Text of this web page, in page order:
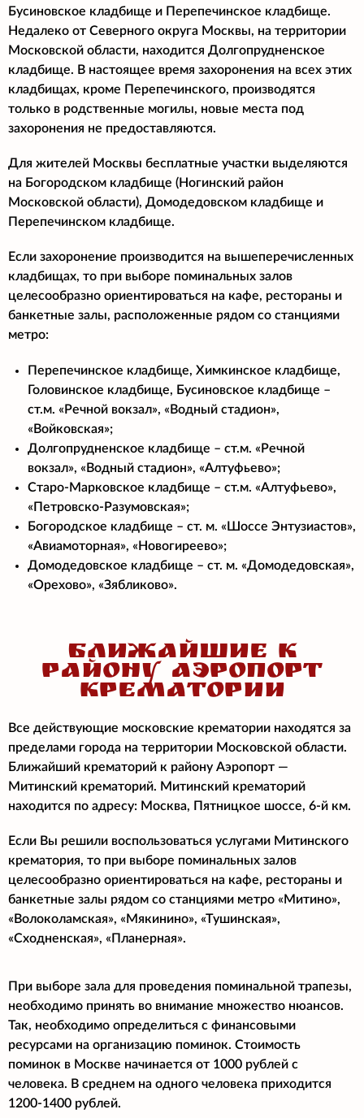
Бусиновское кладбище и Перепечинское кладбище.
Недалеко от Северного округа Москвы, на территории
Московской области, находится Долгопрудненское
кладбище. В настоящее время захоронения на всех этих
кладбищах, кроме Перепечинского, производятся
только в родственные могилы, новые места под
захоронения не предоставляются.
Для жителей Москвы бесплатные участки выделяются
на Богородском кладбище (Ногинский район
Московской области), Домодедовском кладбище и
Перепечинском кладбище.
Если захоронение производится на вышеперечисленных
кладбищах, то при выборе поминальных залов
целесообразно ориентироваться на кафе, рестораны и
банкетные залы, расположенные рядом со станциями
метро:
Перепечинское кладбище, Химкинское кладбище,
Головинское кладбище, Бусиновское кладбище –
ст.м. «Речной вокзал», «Водный стадион»,
«Войковская»;
Долгопрудненское кладбище – ст.м. «Речной
вокзал», «Водный стадион», «Алтуфьево»;
Старо-Марковское кладбище – ст.м. «Алтуфьево»,
«Петровско-Разумовская»;
Богородское кладбище – ст. м. «Шоссе Энтузиастов»,
«Авиамоторная», «Новогиреево»;
Домодедовское кладбище – ст. м. «Домодедовская»,
«Орехово», «Зябликово».
БЛИЖАЙШИЕ К
РАЙОНУ АЭРОПОРТ
КРЕМАТОРИИ
Все действующие московские крематории находятся за
пределами города на территории Московской области.
Ближайший крематорий к району Аэропорт —
Митинский крематорий. Митинский крематорий
находится по адресу: Москва, Пятницкое шоссе, 6-й км.
Если Вы решили воспользоваться услугами Митинского
крематория, то при выборе поминальных залов
целесообразно ориентироваться на кафе, рестораны и
банкетные залы рядом со станциями метро «Митино»,
«Волоколамская», «Мякинино», «Тушинская»,
«Сходненская», «Планерная».
При выборе зала для проведения поминальной трапезы,
необходимо принять во внимание множество нюансов.
Так, необходимо определиться с финансовыми
ресурсами на организацию поминок. Стоимость
поминок в Москве начинается от 1000 рублей с
человека. В среднем на одного человека приходится
1200-1400 рублей.